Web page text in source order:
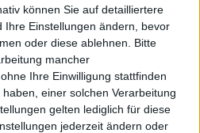
können Sie auf detailliertere
Ihre Einstellungen ändern, bevor
oder diese ablehnen.
Bitte
mancher
Ihre Einwilligung stattfinden
einer solchen Verarbeitung
gelten lediglich für diese
jederzeit ändern oder
„Like An Everflowing
nur mal eine erste Referenz
wäre. Nachdem sich Johan
Demo verabschiedete, stieß
CARBONIZED und
die Aufnahmen zu „Dark
Mikro einnahm. Nachdem